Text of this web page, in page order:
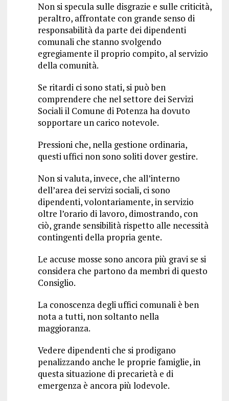
Non si specula sulle disgrazie e sulle criticità,
peraltro, affrontate con grande senso di
responsabilità da parte dei dipendenti
comunali che stanno svolgendo
egregiamente il proprio compito, al servizio
della comunità.
Se ritardi ci sono stati, si può ben
comprendere che nel settore dei Servizi
Sociali il Comune di Potenza ha dovuto
sopportare un carico notevole.
Pressioni che, nella gestione ordinaria,
questi uffici non sono soliti dover gestire.
Non si valuta, invece, che all’interno
dell’area dei servizi sociali, ci sono
dipendenti, volontariamente, in servizio
oltre l’orario di lavoro, dimostrando, con
ciò, grande sensibilità rispetto alle necessità
contingenti della propria gente.
Le accuse mosse sono ancora più gravi se si
considera che partono da membri di questo
Consiglio.
La conoscenza degli uffici comunali è ben
nota a tutti, non soltanto nella
maggioranza.
Vedere dipendenti che si prodigano
penalizzando anche le proprie famiglie, in
questa situazione di precarietà e di
emergenza è ancora più lodevole.